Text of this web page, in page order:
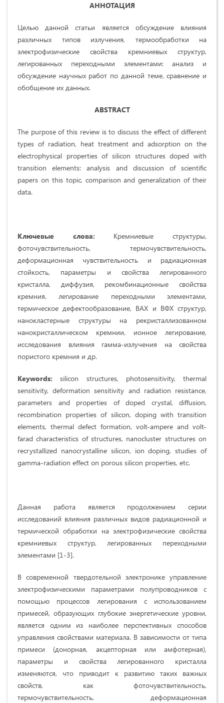
АННОТАЦИЯ
Целью данной статьи является обсуждение влияния
различных типов излучения, термообработки на
электрофизические свойства кремниевых структур,
легированных переходными элементами: анализ и
обсуждение научных работ по данной теме, сравнение и
обобщение их данных.
АBSTRACT
The purpose of this review is to discuss the effect of different
types of radiation, heat treatment and adsorption on the
electrophysical properties of silicon structures doped with
transition elements: analysis and discussion of scientific
papers on this topic, comparison and generalization of their
data.
Ключевые слова:
Кремниевые структуры,
фоточувствительность, термочувствительность,
деформационная чувствительность и радиационная
стойкость, параметры и свойства легированного
кристалла, диффузия, рекомбинационные свойства
кремния, легирование переходными элементами,
термическое дефектообразование, ВАХ и ВФХ структур,
нанокластерные структуры на рекристаллизованном
нанокристаллическом кремнии, ионное легирование,
исследования влияния гамма-излучения на свойства
пористого кремния и др.
Keywords: silicon structures, photosensitivity, thermal
sensitivity, deformation sensitivity and radiation resistance,
parameters and properties of doped crystal, diffusion,
recombination properties of silicon, doping with transition
elements, thermal defect formation, volt-ampere and volt-
farad characteristics of structures, nanocluster structures on
recrystallized nanocrystalline silicon, ion doping, studies of
gamma-radiation effect on porous silicon properties, etc.
Данная работа является продолжением серии
исследований влияния различных видов радиационной и
термической обработки на электрофизические свойства
кремниевых структур, легированных переходными
элементами [1-3].
В современной твердотельной электронике управление
электрофизическими параметрами полупроводников с
помощью процессов легирования с использованием
примесей, образующих глубокие энергетические уровни,
является одним из наиболее перспективных способов
управления свойствами материала. В зависимости от типа
примеси (донорная, акцепторная или амфотерная),
параметры и свойства легированного кристалла
изменяются, что приводит к развитию таких важных
свойств, как фоточувствительность,
термочувствительность, деформационная